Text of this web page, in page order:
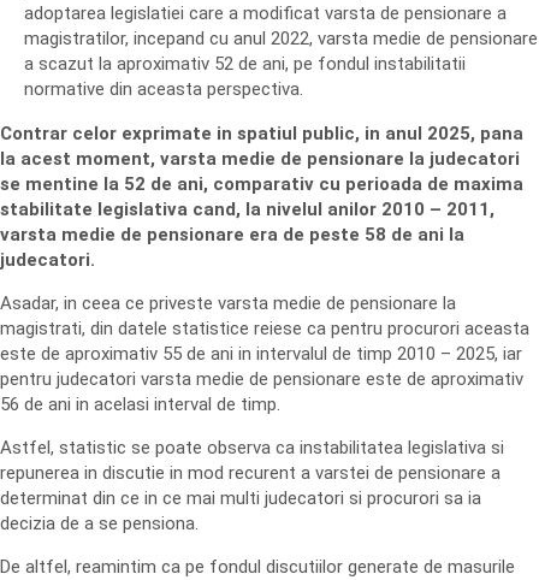
adoptarea legislatiei care a modificat varsta de pensionare a
magistratilor, incepand cu anul 2022, varsta medie de pensionare
a scazut la aproximativ 52 de ani, pe fondul instabilitatii
normative din aceasta perspectiva.
Contrar celor exprimate in spatiul public, in anul 2025, pana
la acest moment, varsta medie de pensionare la judecatori
se mentine la 52 de ani, comparativ cu perioada de maxima
stabilitate legislativa cand, la nivelul anilor 2010 – 2011,
varsta medie de pensionare era de peste 58 de ani la
judecatori.
Asadar, in ceea ce priveste varsta medie de pensionare la
magistrati, din datele statistice reiese ca pentru procurori aceasta
este de aproximativ 55 de ani in intervalul de timp 2010 – 2025, iar
pentru judecatori varsta medie de pensionare este de aproximativ
56 de ani in acelasi interval de timp.
Astfel, statistic se poate observa ca instabilitatea legislativa si
repunerea in discutie in mod recurent a varstei de pensionare a
determinat din ce in ce mai multi judecatori si procurori sa ia
decizia de a se pensiona.
De altfel, reamintim ca pe fondul discutiilor generate de masurile